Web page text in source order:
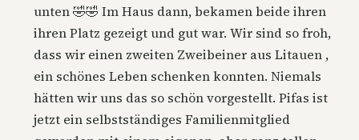
unten 🤣🤣 Im Haus dann, bekamen beide ihren
ihren Platz gezeigt und gut war. Wir sind so froh,
dass wir einen zweiten Zweibeiner aus Litauen ,
ein schönes Leben schenken konnten. Niemals
hätten wir uns das so schön vorgestellt. Pifas ist
jetzt ein selbstständiges Familienmitglied